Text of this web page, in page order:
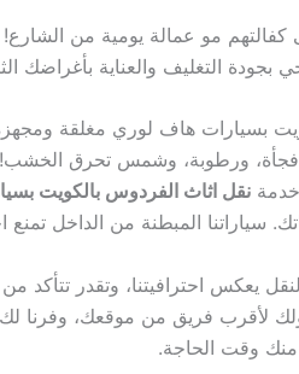
كفالتهم مو عمالة يومية من
بجودة التغليف والعناية بأغراضك
بسيارات هاف لوري مغلقة
ورطوبة، وشمس تحرق الخشب!
نقل اثاث الفردوس بالكويت
سياراتنا المبطنة من الداخل
يعكس احترافيتنا، وتقدر
لأقرب فريق من موقعك، وفرنا لك
وقت الحاجة.